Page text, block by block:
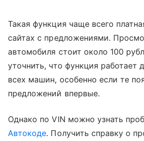
Такая функция чаще всего
сайтах с предложениями.
автомобиля стоит около 100
уточнить, что функция работает
всех машин, особенно если те
предложений впервые.
Однако по VIN можно узнать
Автокоде. Получить справку о